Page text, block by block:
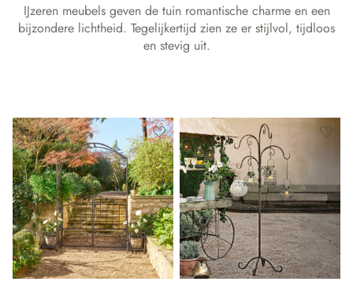
IJzeren meubels geven de tuin romantische charme en een
bijzondere lichtheid. Tegelijkertijd zien ze er stijlvol, tijdloos
en stevig uit.